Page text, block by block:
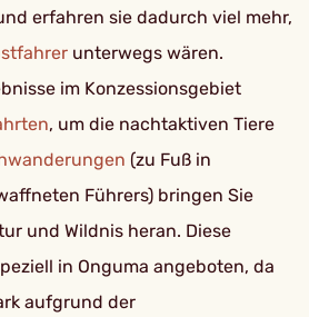
erfahren sie dadurch viel mehr,
unterwegs wären.
im Konzessionsgebiet
, um die nachtaktiven Tiere
(zu Fuß in
Führers) bringen Sie
und Wildnis heran. Diese
in Onguma angeboten, da
aufgrund der